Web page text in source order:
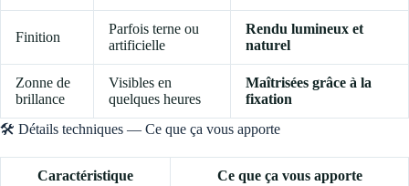
Finition
Parfois terne ou
artificielle
Rendu lumineux et
naturel
Zonne de
brillance
Visibles en
quelques heures
Maîtrisées grâce à la
fixation
🛠️ Détails techniques — Ce que ça vous apporte
Caractéristique
Ce que ça vous apporte